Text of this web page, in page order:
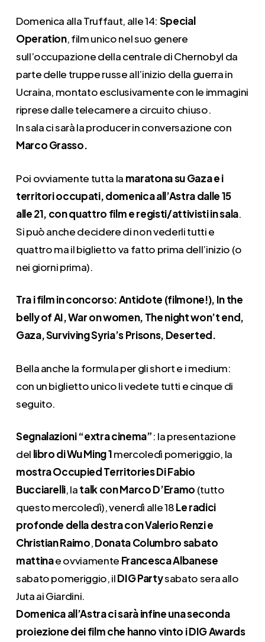
Domenica alla Truffaut, alle 14: Special
Operation, film unico nel suo genere
sull’occupazione della centrale di Chernobyl da
parte delle truppe russe all’inizio della guerra in
Ucraina, montato esclusivamente con le immagini
riprese dalle telecamere a circuito chiuso.
In sala ci sarà la producer in conversazione con
Marco Grasso.
Poi ovviamente tutta la maratona su Gaza e i
territori occupati, domenica all’Astra dalle 15
alle 21, con quattro film e registi/attivisti in sala.
Si può anche decidere di non vederli tutti e
quattro ma il biglietto va fatto prima dell’inizio (o
nei giorni prima).
Tra i film in concorso: Antidote (filmone!), In the
belly of AI, War on women, The night won’t end,
Gaza, Surviving Syria’s Prisons, Deserted.
Bella anche la formula per gli short e i medium:
con un biglietto unico li vedete tutti e cinque di
seguito.
Segnalazioni “extra cinema”: la presentazione
del libro di Wu Ming 1mercoledì pomeriggio, la
mostra Occupied Territories Di Fabio
Bucciarelli, latalk con Marco D’Eramo (tutto
questo mercoledì), venerdì alle 18Le radici
profonde della destra con Valerio Renzi e
Christian Raimo,Donata Columbro sabato
mattinae ovviamente Francesca Albanese
sabato pomeriggio, ilDIG Partysabato sera allo
Juta ai Giardini.
Domenica all’Astra ci sarà infine una seconda
proiezione dei film che hanno vinto i DIG Awards